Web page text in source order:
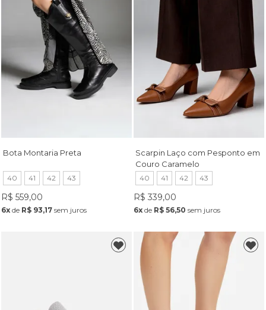
Bota Montaria Preta
40 41 42 43
R$ 559,00
6xde R$ 93,17sem juros
Scarpin Laço com Pesponto em
Couro Caramelo
40 41 42 43
R$ 339,00
6x de R$ 56,50 sem juros